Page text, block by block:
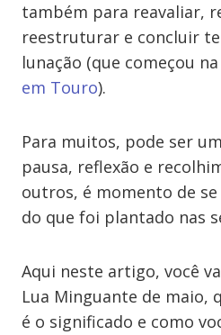
também para reavaliar,
reestruturar e concluir
lunação (que começou na
em Touro).
Para muitos, pode ser
pausa, reflexão e
outros, é momento de
do que foi plantado nas
Aqui neste artigo, você
Lua Minguante de maio,
é o significado e como